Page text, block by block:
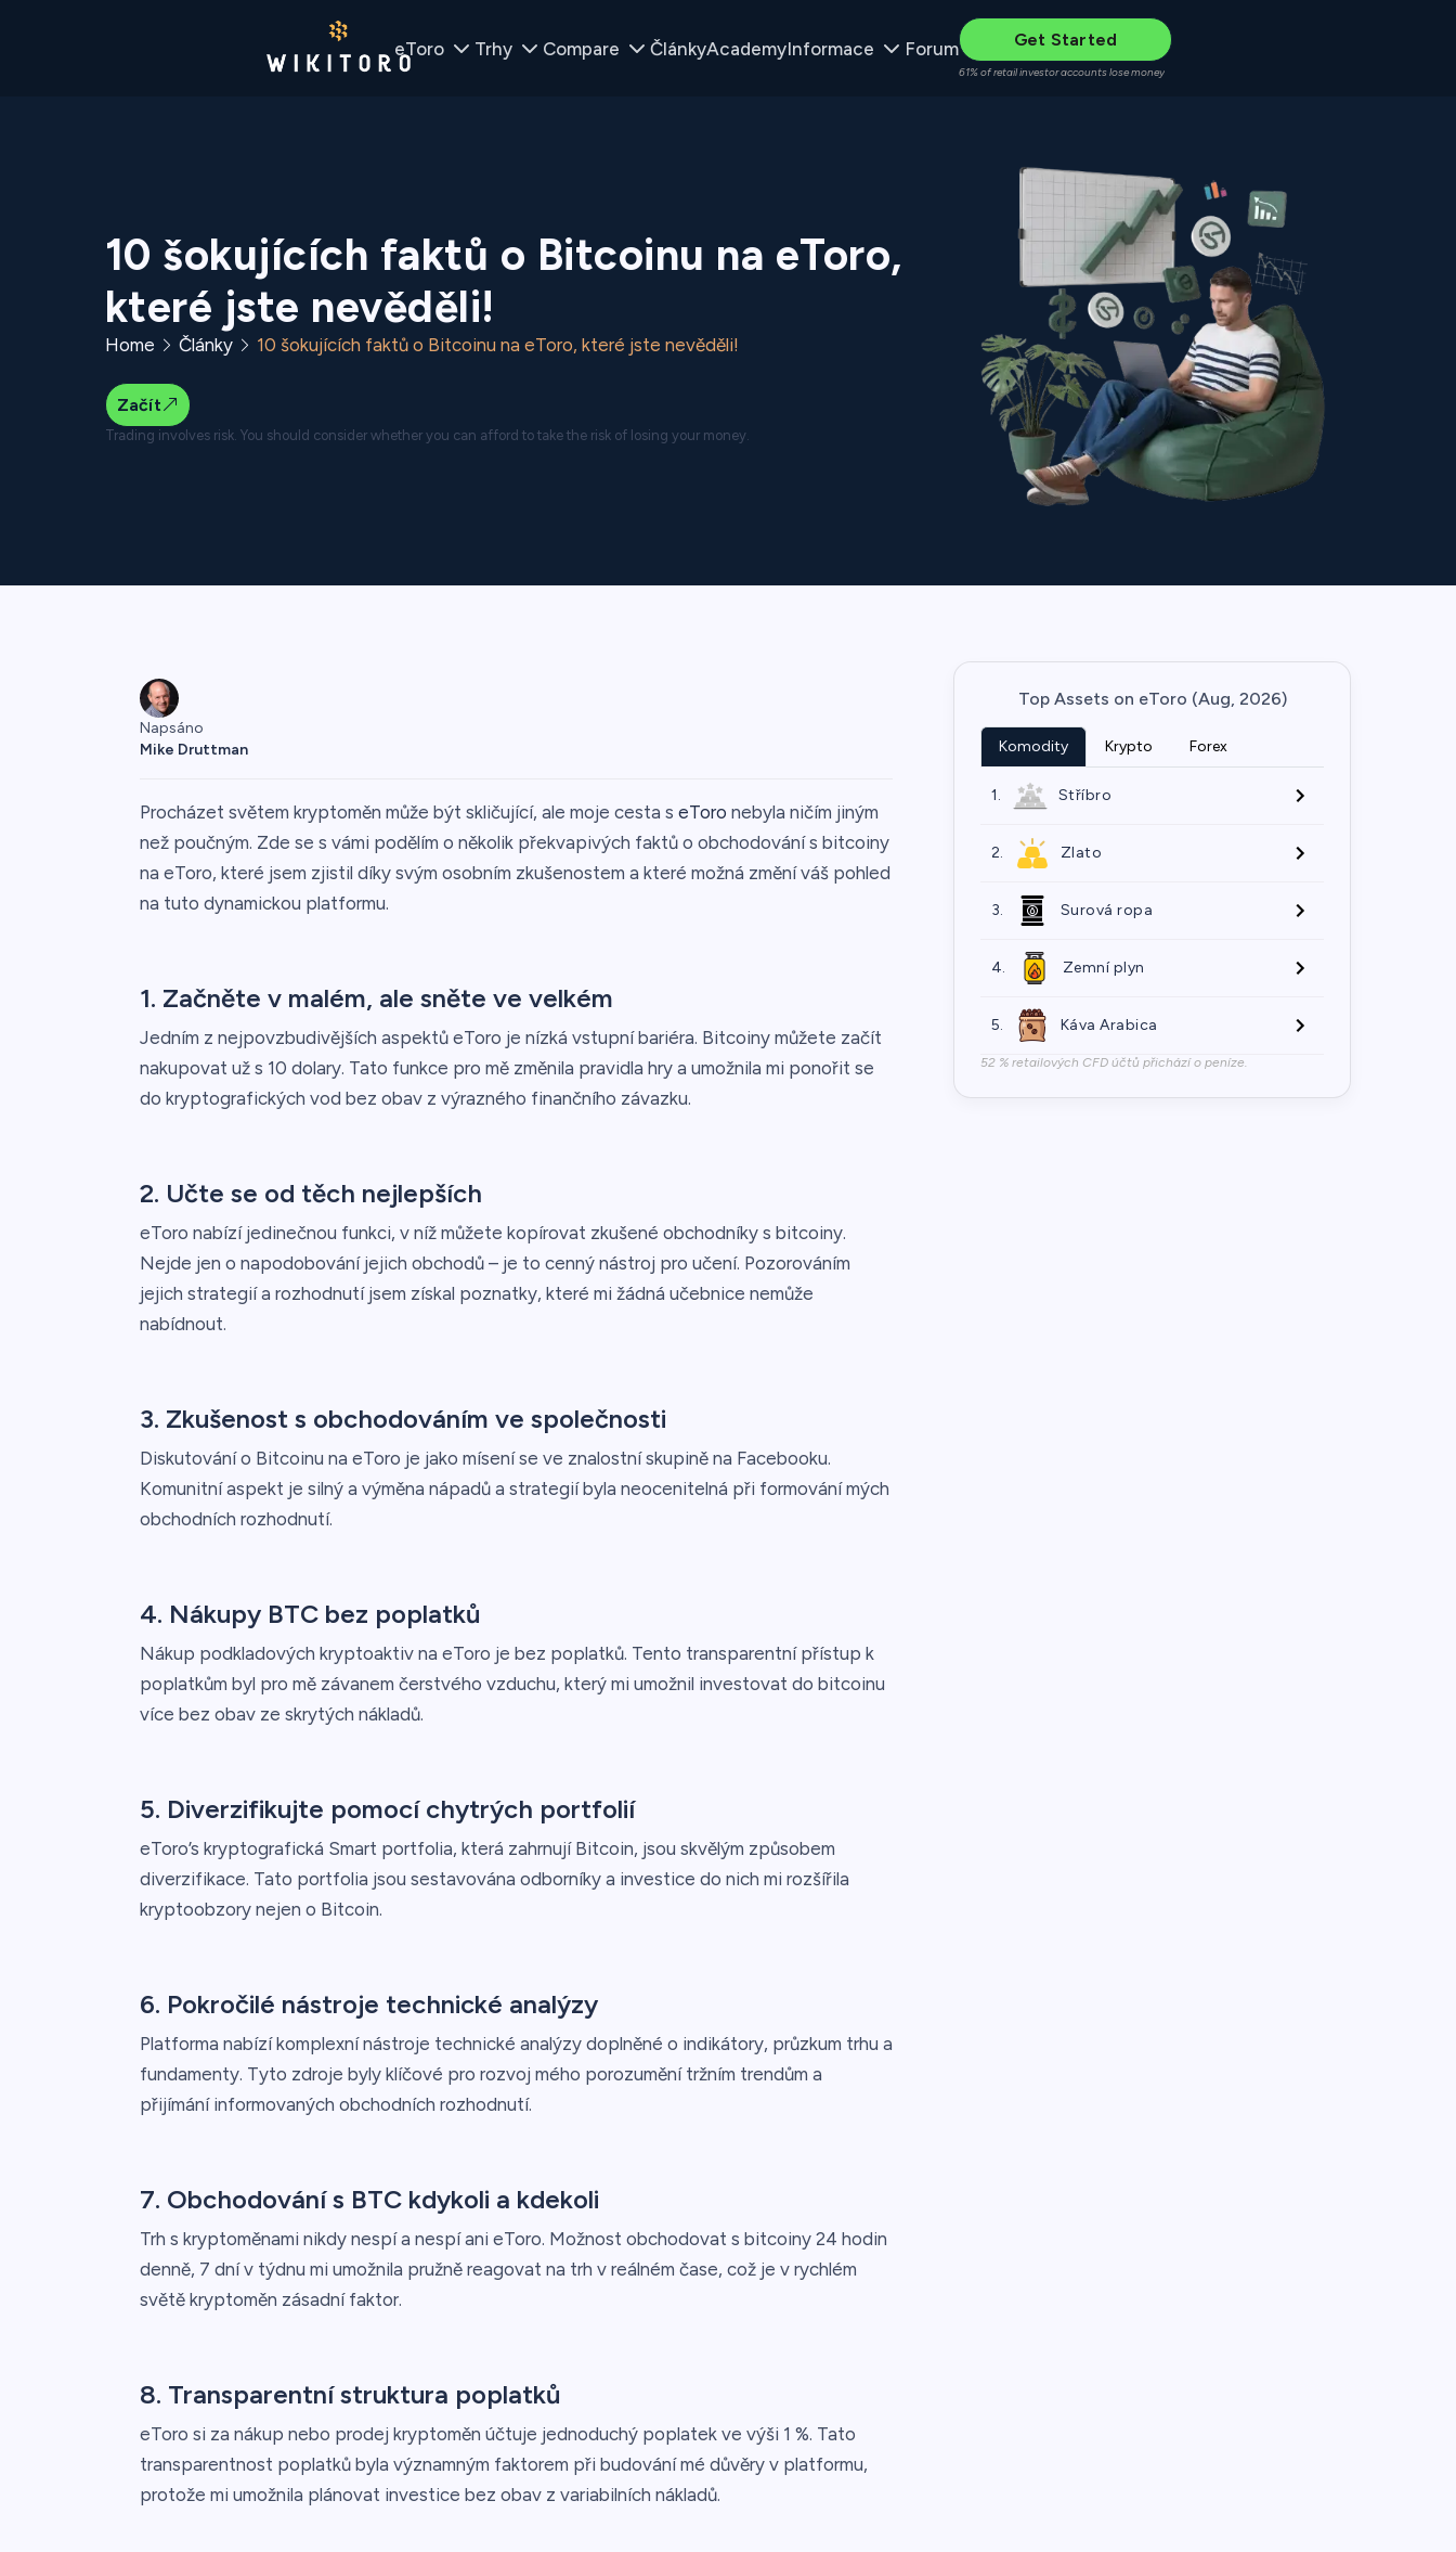
eToro Trhy Compare ČlánkyAcademyInformace Forum Get Started
61% of retail investor accounts lose money
10 šokujících faktů o Bitcoinu na eToro,
které jste nevěděli!
Home Články 10 šokujících faktů o Bitcoinu na eToro, které jste nevěděli!
Začít
Trading involves risk. You should consider whether you can afford to take the risk of losing your money.
Napsáno
Mike Druttman
Procházet světem kryptoměn může být skličující, ale moje cesta s eToro nebyla ničím jiným
než poučným. Zde se s vámi podělím o několik překvapivých faktů o obchodování s bitcoiny
na eToro, které jsem zjistil díky svým osobním zkušenostem a které možná změní váš pohled
na tuto dynamickou platformu.
1. Začněte v malém, ale sněte ve velkém
Jedním z nejpovzbudivějších aspektů eToro je nízká vstupní bariéra. Bitcoiny můžete začít
nakupovat už s 10 dolary. Tato funkce pro mě změnila pravidla hry a umožnila mi ponořit se
do kryptografických vod bez obav z výrazného finančního závazku.
2. Učte se od těch nejlepších
eToro nabízí jedinečnou funkci, v níž můžete kopírovat zkušené obchodníky s bitcoiny.
Nejde jen o napodobování jejich obchodů – je to cenný nástroj pro učení. Pozorováním
jejich strategií a rozhodnutí jsem získal poznatky, které mi žádná učebnice nemůže
nabídnout.
3. Zkušenost s obchodováním ve společnosti
Diskutování o Bitcoinu na eToro je jako mísení se ve znalostní skupině na Facebooku.
Komunitní aspekt je silný a výměna nápadů a strategií byla neocenitelná při formování mých
obchodních rozhodnutí.
4. Nákupy BTC bez poplatků
Nákup podkladových kryptoaktiv na eToro je bez poplatků. Tento transparentní přístup k
poplatkům byl pro mě závanem čerstvého vzduchu, který mi umožnil investovat do bitcoinu
více bez obav ze skrytých nákladů.
5. Diverzifikujte pomocí chytrých portfolií
eToro’s kryptografická Smart portfolia, která zahrnují Bitcoin, jsou skvělým způsobem
diverzifikace. Tato portfolia jsou sestavována odborníky a investice do nich mi rozšířila
kryptoobzory nejen o Bitcoin.
6. Pokročilé nástroje technické analýzy
Platforma nabízí komplexní nástroje technické analýzy doplněné o indikátory, průzkum trhu a
fundamenty. Tyto zdroje byly klíčové pro rozvoj mého porozumění tržním trendům a
přijímání informovaných obchodních rozhodnutí.
7. Obchodování s BTC kdykoli a kdekoli
Trh s kryptoměnami nikdy nespí a nespí ani eToro. Možnost obchodovat s bitcoiny 24 hodin
denně, 7 dní v týdnu mi umožnila pružně reagovat na trh v reálném čase, což je v rychlém
světě kryptoměn zásadní faktor.
8. Transparentní struktura poplatků
eToro si za nákup nebo prodej kryptoměn účtuje jednoduchý poplatek ve výši 1 %. Tato
transparentnost poplatků byla významným faktorem při budování mé důvěry v platformu,
protože mi umožnila plánovat investice bez obav z variabilních nákladů.
Top Assets on eToro (Aug, 2026)
Komodity Krypto Forex
1. Stříbro
2. Zlato
3. Surová ropa
4. Zemní plyn
5. Káva Arabica
52 % retailových CFD účtů přichází o peníze.